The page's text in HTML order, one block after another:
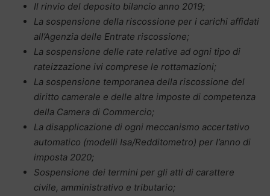
Il rinvio del deposito bilancio anno 2019;
La sospensione della riscossione per i carichi affidati
all’Agenzia delle Entrate riscossione;
La sospensione delle rate relative ad ogni tipo di
rateizzazione ivi comprese le rottamazioni;
La sospensione temporanea della riscossione del
diritto camerale e delle altre imposte di competenza
della Camera di Commercio;
La disapplicazione di ogni meccanismo accertativo
automatico (modelli Isa/Redditometro) per l’anno di
imposta 2020;
Sospensione dei termini per gli atti di carattere
civile, amministrativo e tributario;